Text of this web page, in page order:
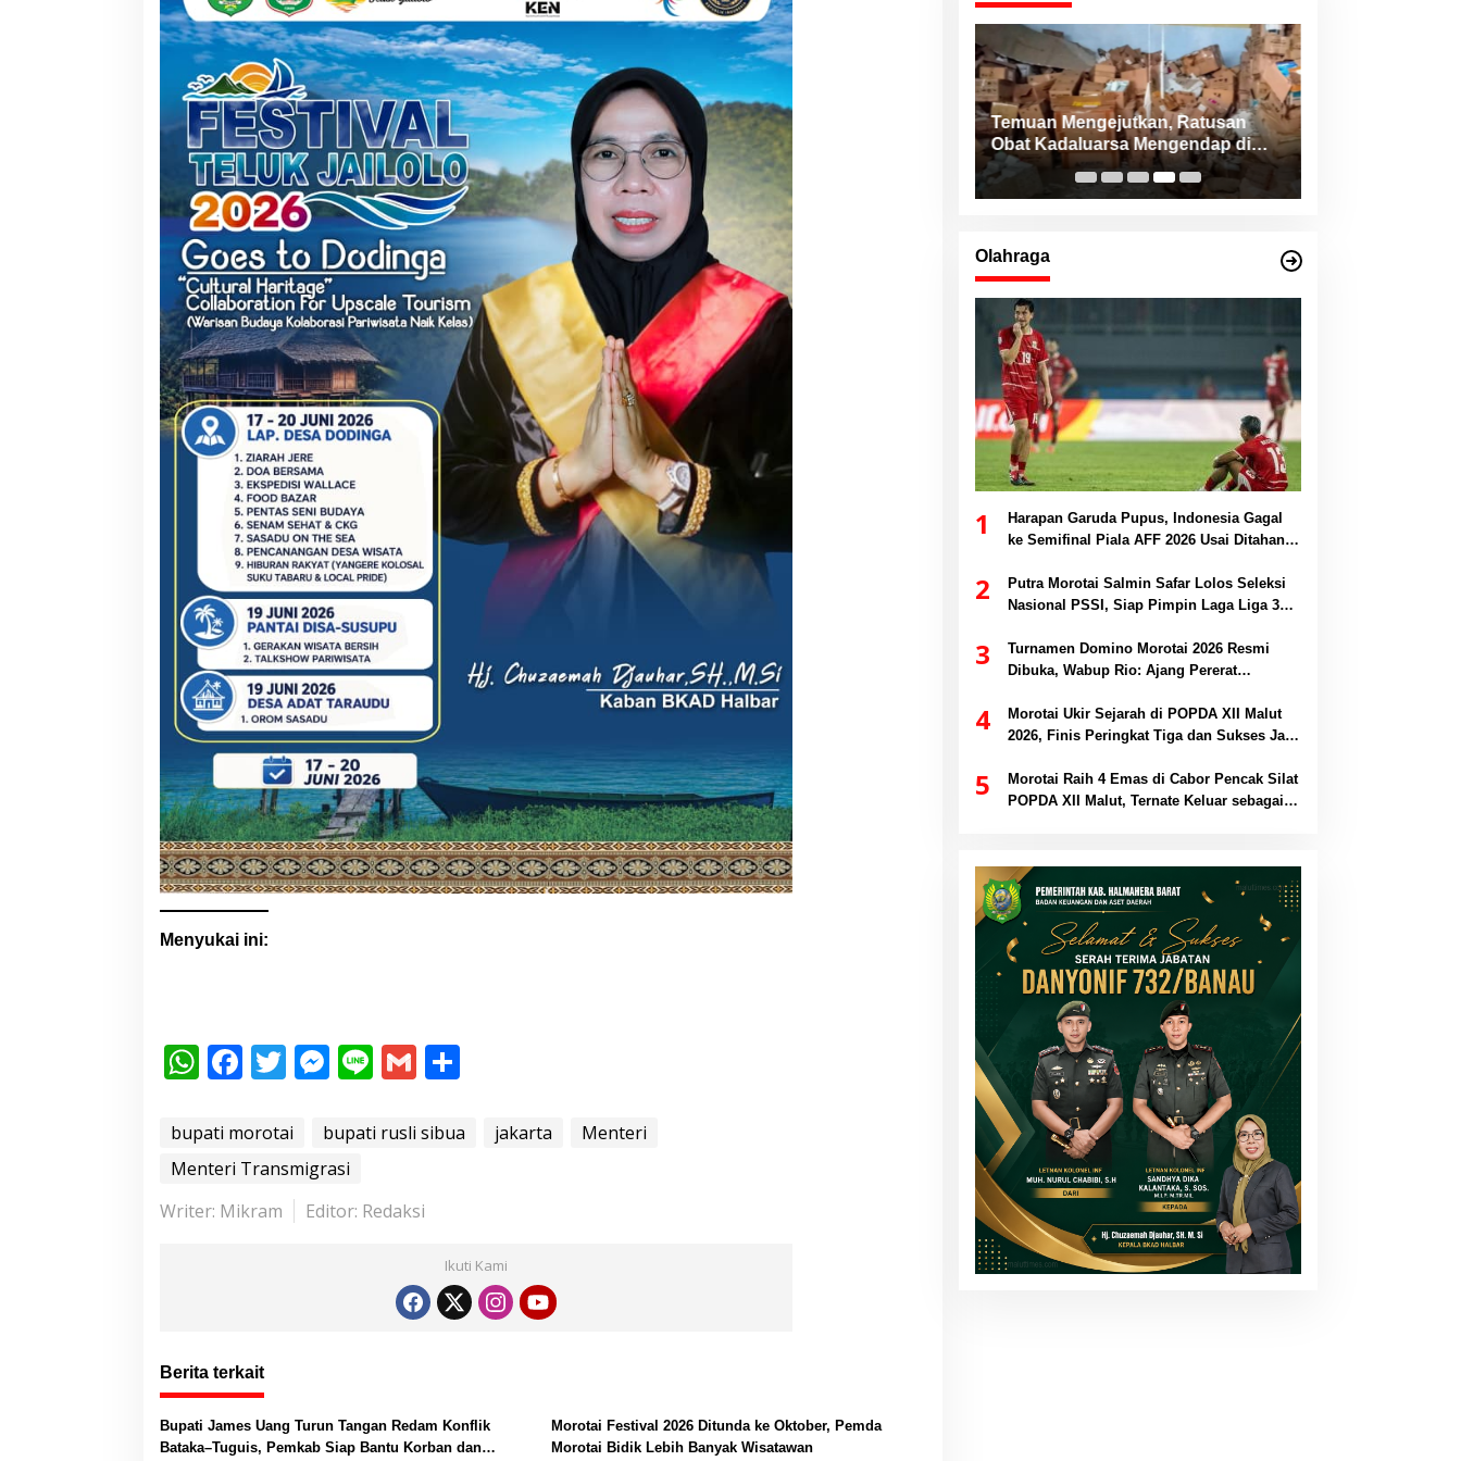
Menyukai ini:
W
at
s
A
F
e
b
o
T
itt
er
M
ss
e
n
Li
e
G
ai ar
bupati morotai bupati rusli sibua jakarta
Menteri
Menteri Transmigrasi
Writer: Mikram
Editor: Redaksi
Ikuti Kami
Berita terkait
Bupati James Uang Turun Tangan Redam Konflik
Bataka–Tuguis, Pemkab Siap Bantu Korban dan
Morotai Festival 2026 Ditunda ke Oktober, Pemda
Morotai Bidik Lebih Banyak Wisatawan
RSUD Tobelo Perluas Akses
Layanan Jantung Anak, Didukung
Alat Echocardiography Bantuan
Kolaborasi NHM dan IDI Halut
Hadirkan Layanan Kesehatan bagi
Warga Terdampak Bencana Kao
Barat
Pemda Haltim dan Pemda Halut
Teken MoU Pelayanan Kesehatan
Temuan Mengejutkan, Ratusan
Obat Kadaluarsa Mengendap di
RSUD Morotai dan Faskes sejak
2022
Olahraga
1
Harapan Garuda Pupus, Indonesia Gagal
ke Semifinal Piala AFF 2026 Usai Ditahan
2
Putra Morotai Salmin Safar Lolos Seleksi
Nasional PSSI, Siap Pimpin Laga Liga 3
3
Turnamen Domino Morotai 2026 Resmi
Dibuka, Wabup Rio: Ajang Pererat
4
Morotai Ukir Sejarah di POPDA XII Malut
2026, Finis Peringkat Tiga dan Sukses Jadi
5
Morotai Raih 4 Emas di Cabor Pencak Silat
POPDA XII Malut, Ternate Keluar sebagai